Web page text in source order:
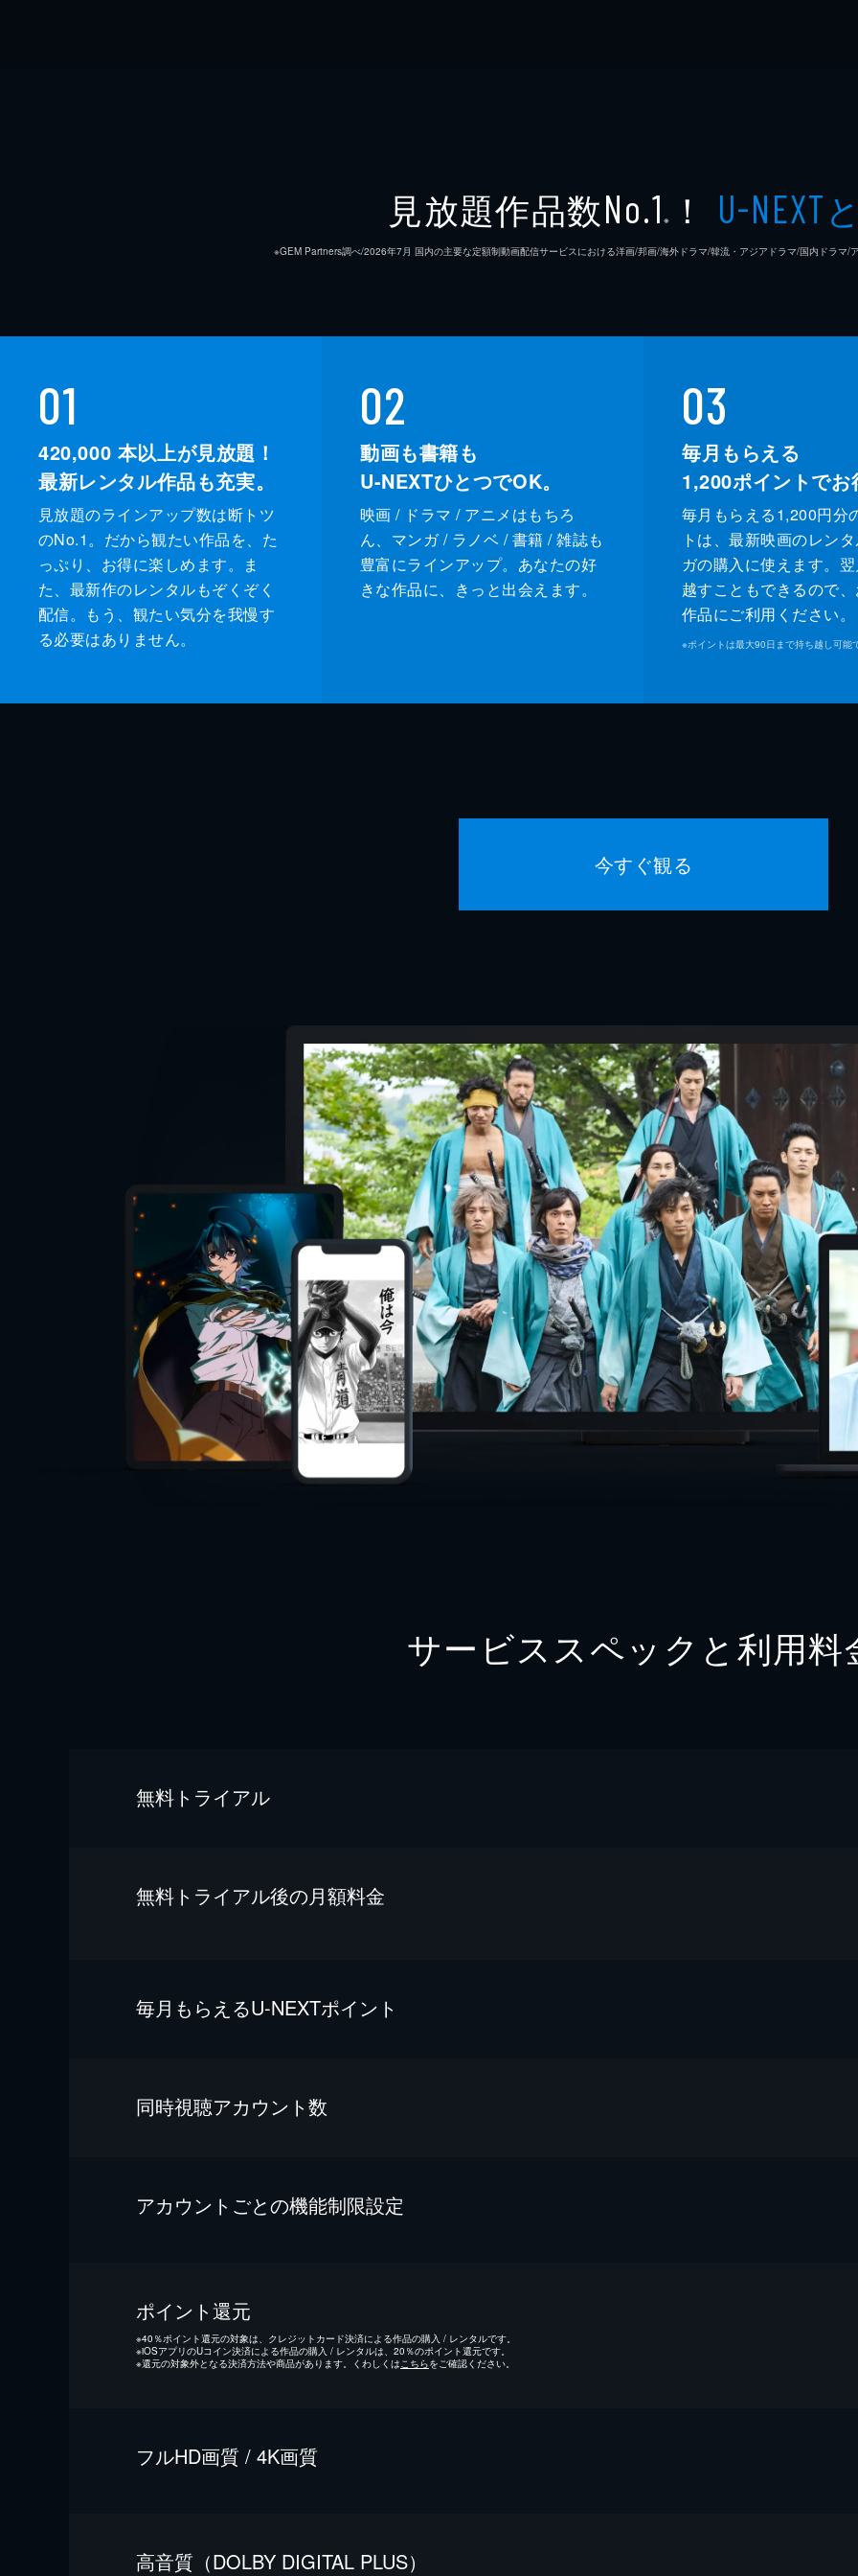
見放題作品数No.1 ※ ！ U-NEXT
※GEM Partners調べ/2026年7⽉ 国内の主要な定額制動画配信サービスにおける洋画/邦画/海外ドラマ/韓流・アジアドラマ/国内ドラマ/
01
420,000 本以上が見放題！
最新レンタル作品も充実。
見放題のラインアップ数は断トツ
のNo.1。だから観たい作品を、た
っぷり、お得に楽しめます。ま
た、最新作のレンタルもぞくぞく
配信。もう、観たい気分を我慢す
る必要はありません。
02
動画も書籍も
U-NEXTひとつでOK。
映画 / ドラマ / アニメはもちろ
ん、マンガ / ラノベ / 書籍 / 雑誌も
豊富にラインアップ。あなたの好
きな作品に、きっと出会えます。
03
毎月もらえる
1,200ポイントでお
毎月もらえる1,200円分
トは、最新映画のレン
ガの購入に使えます。
越すこともできるので
作品にご利用ください。
※ポイントは最大90日まで持ち越し可能
今すぐ観る
サービススペックと利用料
無料トライアル
無料トライアル後の⽉額料金
毎⽉もらえるU-NEXTポイント
同時視聴アカウント数
アカウントごとの機能制限設定
ポイント還元
※40％ポイント還元の対象は、クレジットカード決済による作品の購入 / レンタルです。
※iOSアプリのUコイン決済による作品の購入 / レンタルは、20％のポイント還元です。
※還元の対象外となる決済方法や商品があります。くわしくは こちらをご確認ください。
フルHD画質 / 4K画質
⾼⾳質（DOLBY DIGITAL PLUS）